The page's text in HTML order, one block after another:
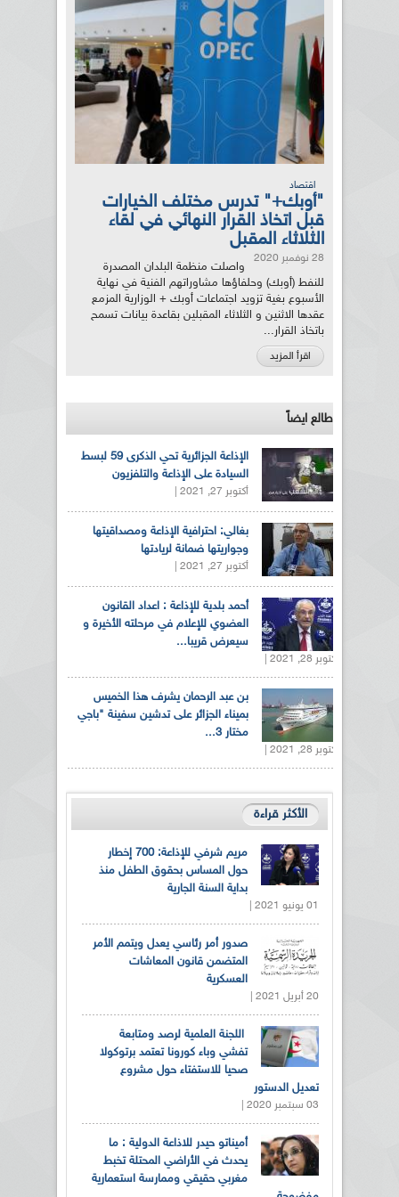
اقتصاد
"أوبك+" تدرس مختلف الخيارات
قبل اتخاذ القرار النهائي في لقاء
الثلاثاء المقبل
28 نوفمبر 2020
واصلت منظمة البلدان المصدرة
للنفط (أوبك) وحلفاؤها مشاوراتهم الفنية في نهاية
الأسبوع بغية تزويد اجتماعات أوبك + الوزارية المزمع
عقدها الاثنين و الثلاثاء المقبلين بقاعدة بيانات تسمح
باتخاذ القرار...
اقرأ المزيد
طالع ايضاً
الإذاعة الجزائرية تحي الذكرى 59 لبسط
السيادة على الإذاعة والتلفزيون
أكتوبر 27, 2021 |
بغالي: احترافية الإذاعة ومصداقيتها
وجواريتها ضمانة لريادتها
أكتوبر 27, 2021 |
أحمد بلدية للإذاعة : اعداد القانون
العضوي للإعلام في مرحلته الأخيرة و
سيعرض قريبا...
أكتوبر 28, 2021 |
بن عبد الرحمان يشرف هذا الخميس
بميناء الجزائر على تدشين سفينة "باجي
مختار 3...
أكتوبر 28, 2021 |
الأكثر قراءة
مريم شرفي للإذاعة: 700 إخطار
حول المساس بحقوق الطفل منذ
بداية السنة الجارية
01 يونيو 2021 |
صدور أمر رئاسي يعدل ويتمم الأمر
المتضمن قانون المعاشات
العسكرية
20 أبريل 2021 |
اللجنة العلمية لرصد ومتابعة
تفشي وباء كورونا تعتمد برتوكولا
صحيا للاستفتاء حول مشروع
تعديل الدستور
03 سبتمبر 2020 |
أميناتو حيدر للاذاعة الدولية : ما
يحدث في الأراضي المحتلة تخبط
مغربي حقيقي وممارسة استعمارية